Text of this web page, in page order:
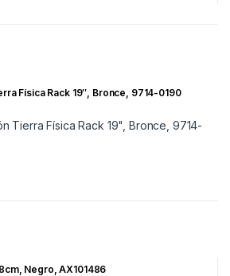
Física Rack 19″, Bronce, 9714-0190
Negro, AX101486